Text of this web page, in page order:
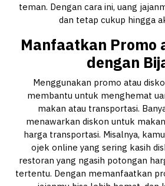
teman. Dengan cara ini, uang
dan tetap cukup hingga
Manfaatkan Promo
dengan
Menggunakan promo atau
membantu untuk menghemat
makan atau transportasi.
menawarkan diskon untuk
harga transportasi. Misalnya,
ojek online yang sering kasih
restoran yang ngasih potongan
tertentu. Dengan memanfaatkan